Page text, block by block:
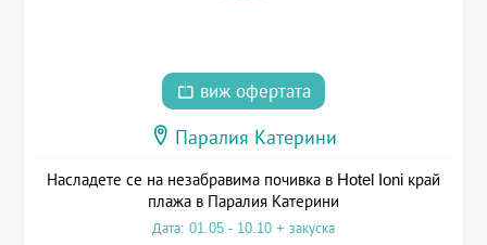
виж офертата
Паралия Катерини
Насладете се на незабравима почивка в Hotel Ioni край
плажа в Паралия Катерини
Дата: 01.05 - 10.10 + закуска